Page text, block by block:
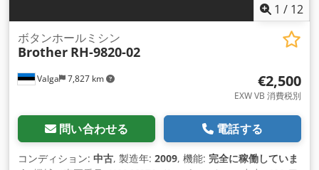
1 / 12
Valga 7,827 km
ボタンホールミシン
Brother RH-9820-02
€2,500
EXW VB 消費税別
問い合わせる 電話する
コンディション: 中古, 製造年: 2009, 機能: 完全に稼働していま